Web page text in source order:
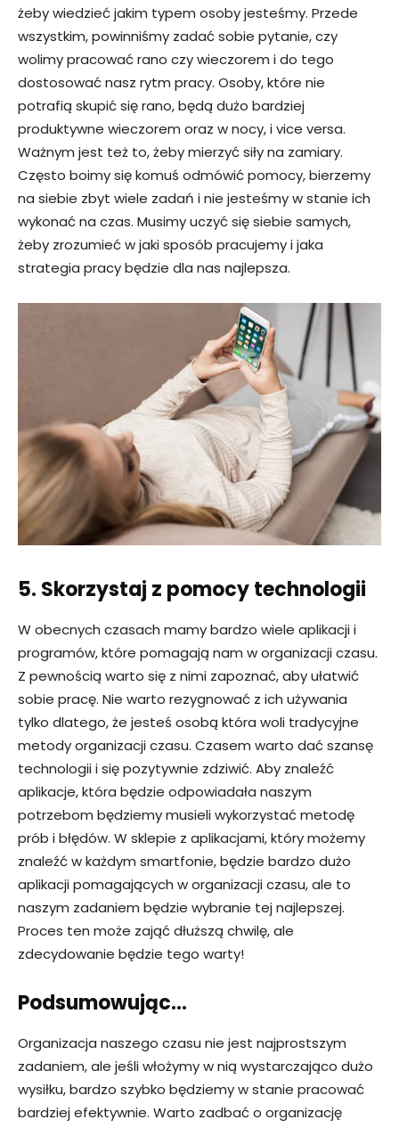
żeby wiedzieć jakim typem osoby jesteśmy. Przede
wszystkim, powinniśmy zadać sobie pytanie, czy
wolimy pracować rano czy wieczorem i do tego
dostosować nasz rytm pracy. Osoby, które nie
potrafią skupić się rano, będą dużo bardziej
produktywne wieczorem oraz w nocy, i vice versa.
Ważnym jest też to, żeby mierzyć siły na zamiary.
Często boimy się komuś odmówić pomocy, bierzemy
na siebie zbyt wiele zadań i nie jesteśmy w stanie ich
wykonać na czas. Musimy uczyć się siebie samych,
żeby zrozumieć w jaki sposób pracujemy i jaka
strategia pracy będzie dla nas najlepsza.
5. Skorzystaj z pomocy technologii
W obecnych czasach mamy bardzo wiele aplikacji i
programów, które pomagają nam w organizacji czasu.
Z pewnością warto się z nimi zapoznać, aby ułatwić
sobie pracę. Nie warto rezygnować z ich używania
tylko dlatego, że jesteś osobą która woli tradycyjne
metody organizacji czasu. Czasem warto dać szansę
technologii i się pozytywnie zdziwić. Aby znaleźć
aplikacje, która będzie odpowiadała naszym
potrzebom będziemy musieli wykorzystać metodę
prób i błędów. W sklepie z aplikacjami, który możemy
znaleźć w każdym smartfonie, będzie bardzo dużo
aplikacji pomagających w organizacji czasu, ale to
naszym zadaniem będzie wybranie tej najlepszej.
Proces ten może zająć dłuższą chwilę, ale
zdecydowanie będzie tego warty!
Podsumowując…
Organizacja naszego czasu nie jest najprostszym
zadaniem, ale jeśli włożymy w nią wystarczająco dużo
wysiłku, bardzo szybko będziemy w stanie pracować
bardziej efektywnie. Warto zadbać o organizację